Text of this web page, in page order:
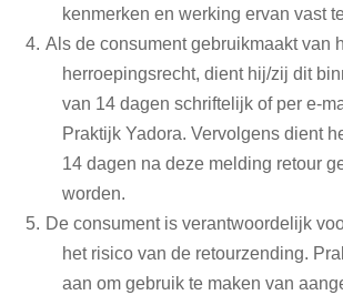
kenmerken en werking ervan vast
Als de consument gebruikmaakt van
herroepingsrecht, dient hij/zij dit
van 14 dagen schriftelijk of per e-
Praktijk Yadora. Vervolgens dient
14 dagen na deze melding retour
worden.
De consument is verantwoordelijk
het risico van de retourzending.
aan om gebruik te maken van